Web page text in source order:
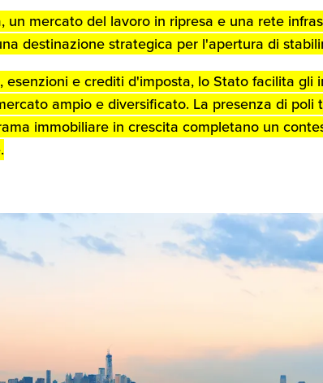
un mercato del lavoro in ripresa e una rete
destinazione strategica per l'apertura di
esenzioni e crediti d'imposta, lo Stato facilita gli
ampio e diversificato. La presenza di poli
immobiliare in crescita completano un